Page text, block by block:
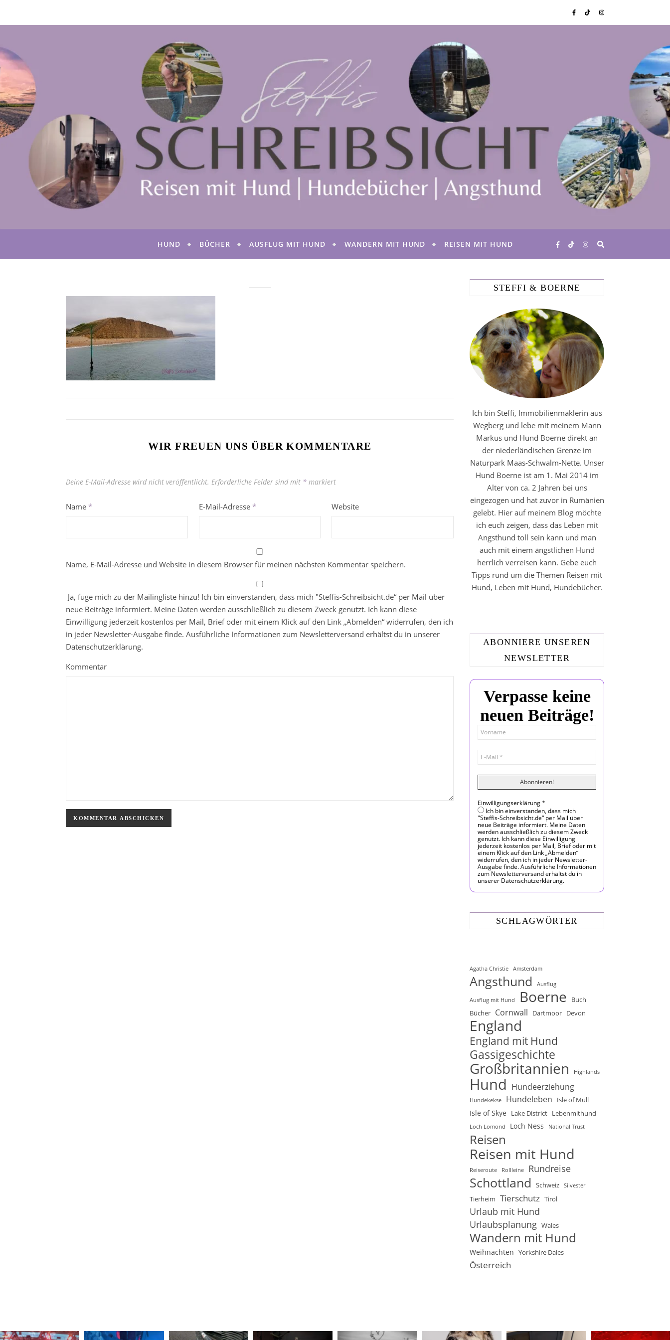
HUND BÜCHER AUSFLUG MIT HUND WANDERN MIT HUND REISEN MIT HUND
WIR FREUEN UNS ÜBER KOMMENTARE
Deine E-Mail-Adresse wird nicht veröffentlicht. Erforderliche Felder sind mit * markiert
Name * E-Mail-Adresse * Website
Name, E-Mail-Adresse und Website in diesem Browser für meinen nächsten Kommentar speichern.
Ja, füge mich zu der Mailingliste hinzu! Ich bin einverstanden, dass mich "Steffis-Schreibsicht.de“ per Mail über
neue Beiträge informiert. Meine Daten werden ausschließlich zu diesem Zweck genutzt. Ich kann diese
Einwilligung jederzeit kostenlos per Mail, Brief oder mit einem Klick auf den Link „Abmelden“ widerrufen, den ich
in jeder Newsletter-Ausgabe finde. Ausführliche Informationen zum Newsletterversand erhältst du in unserer
Datenschutzerklärung.
Kommentar
STEFFI & BOERNE
Ich bin Steffi, Immobilienmaklerin aus
Wegberg und lebe mit meinem Mann
Markus und Hund Boerne direkt an
der niederländischen Grenze im
Naturpark Maas-Schwalm-Nette. Unser
Hund Boerne ist am 1. Mai 2014 im
Alter von ca. 2 Jahren bei uns
eingezogen und hat zuvor in Rumänien
gelebt. Hier auf meinem Blog möchte
ich euch zeigen, dass das Leben mit
Angsthund toll sein kann und man
auch mit einem ängstlichen Hund
herrlich verreisen kann. Gebe euch
Tipps rund um die Themen Reisen mit
Hund, Leben mit Hund, Hundebücher.
ABONNIERE UNSEREN
NEWSLETTER
Verpasse keine
neuen Beiträge!
Einwilligungserklärung*
Ich bin einverstanden, dass mich
"Steffis-Schreibsicht.de“ per Mail über
neue Beiträge informiert. Meine Daten
werden ausschließlich zu diesem Zweck
genutzt. Ich kann diese Einwilligung
jederzeit kostenlos per Mail, Brief oder mit
einem Klick auf den Link „Abmelden“
widerrufen, den ich in jeder Newsletter-
Ausgabe finde. Ausführliche Informationen
zum Newsletterversand erhältst du in
unserer Datenschutzerklärung.
SCHLAGWÖRTER
Agatha Christie Amsterdam
Angsthund Ausflug
Ausflug mit Hund Boerne
Buch
Bücher Cornwall Dartmoor Devon
England
England mit Hund
Gassigeschichte
Großbritannien Highlands
Hund Hundeerziehung
Hundekekse Hundeleben Isle of Mull
Isle of Skye Lake District Lebenmithund
Loch Lomond Loch Ness National Trust
Reisen
Reisen mit Hund
Reiseroute Rollleine Rundreise
Schottland Schweiz Silvester
Tierheim Tierschutz Tirol
Urlaub mit Hund
Urlaubsplanung Wales
Wandern mit Hund
Weihnachten Yorkshire Dales
Österreich